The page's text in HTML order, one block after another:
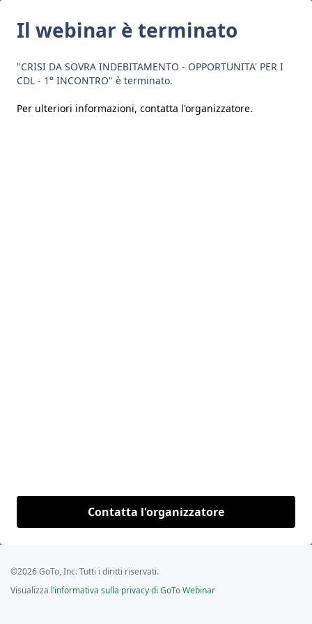
Il webinar è terminato
"CRISI DA SOVRA INDEBITAMENTO - OPPORTUNITA' PER I
CDL - 1° INCONTRO" è terminato.
Per ulteriori informazioni, contatta l'organizzatore.
Contatta l'organizzatore
©2026 GoTo, Inc. Tutti i diritti riservati.
Visualizza l’informativa sulla privacy di GoTo Webinar